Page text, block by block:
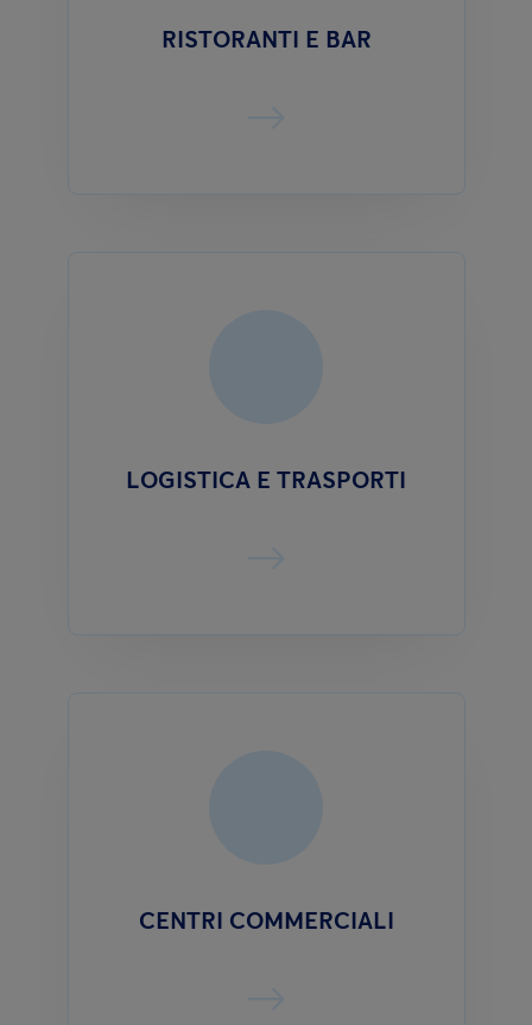
RISTORANTI E BAR
LOGISTICA E TRASPORTI
CENTRI COMMERCIALI